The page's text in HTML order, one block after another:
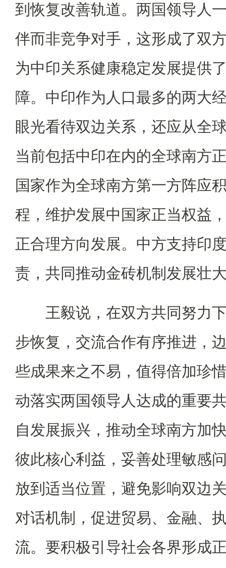
到恢复改善轨道。两国领导人
伴而非竞争对手，这形成了双
为中印关系健康稳定发展提供
障。中印作为人口最多的两大
眼光看待双边关系，还应从全
当前包括中印在内的全球南方
国家作为全球南方第一方阵应
程，维护发展中国家正当权益
正合理方向发展。中方支持印
责，共同推动金砖机制发展壮
王毅说，在双方共同努力下
步恢复，交流合作有序推进，
些成果来之不易，值得倍加珍
动落实两国领导人达成的重要
自发展振兴，推动全球南方加
彼此核心利益，妥善处理敏感
放到适当位置，避免影响双边
对话机制，促进贸易、金融、
流。要积极引导社会各界形成